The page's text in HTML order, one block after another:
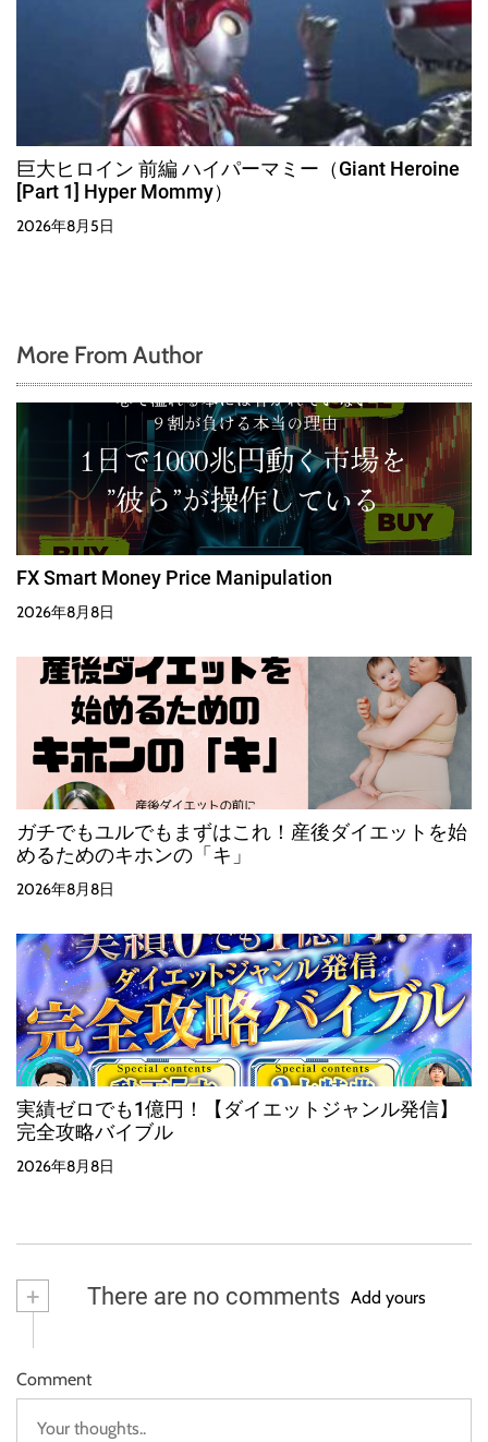
巨大ヒロイン 前編 ハイパーマミー（Giant Heroine
[Part 1] Hyper Mommy）
2026年8月5日
More From Author
FX Smart Money Price Manipulation
2026年8月8日
ガチでもユルでもまずはこれ！産後ダイエットを始
めるためのキホンの「キ」
2026年8月8日
実績ゼロでも1億円！【ダイエットジャンル発信】
完全攻略バイブル
2026年8月8日
+ There are no comments Add yours
Comment